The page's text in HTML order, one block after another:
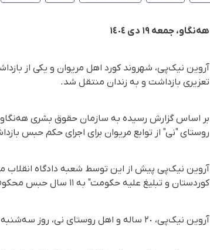
هه‌نگاو، جمعه ١٩ دی ١٤٠٤
آروین نیک‌پی، شهروند کورد اهل مریوان و یکی از
تعزیری بازداشت و به زندان منتقل شد.
روستای "نی" از توابع مریوان برای اجرای حکم حبس
آروین نیک‌پی پیش از این توسط شعبه دادگاه انقلاب
کوردستان و تبلیغ علیه حکومت" به ١١ سال حبس محکوم شد که این حکم در نهایت به ٣ سال حبس کاهش یافت.
آروین نیک‌پی، ٢٠ ساله و اهل روستای نی، روز سه‌شنبه ۱۱ بهمن ۱۴۰۱ در شهر مریوان در هجوم نیروهای اداره اطلاعات بازداشت شد.